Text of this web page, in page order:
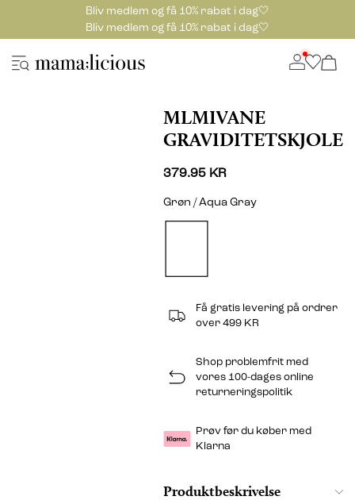
Bliv medlem og få 10% rabat i dag🤍
Bliv medlem og få 10% rabat i dag🤍
MLMIVANE
GRAVIDITETSKJOLE
379.95 KR
Grøn / Aqua Gray
Få gratis levering på ordrer
over 499 KR
Shop problemfrit med
vores 100-dages online
returneringspolitik
Prøv før du køber med
Klarna
Produktbeskrivelse